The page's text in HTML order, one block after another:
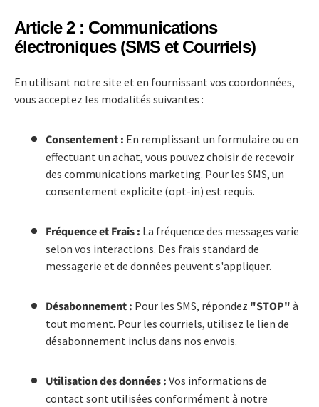
Article 2 : Communications
électroniques (SMS et Courriels)
En utilisant notre site et en fournissant vos coordonnées,
vous acceptez les modalités suivantes :
Consentement : En remplissant un formulaire ou en
effectuant un achat, vous pouvez choisir de recevoir
des communications marketing. Pour les SMS, un
consentement explicite (opt-in) est requis.
Fréquence et Frais : La fréquence des messages varie
selon vos interactions. Des frais standard de
messagerie et de données peuvent s'appliquer.
Désabonnement : Pour les SMS, répondez "STOP" à
tout moment. Pour les courriels, utilisez le lien de
désabonnement inclus dans nos envois.
Utilisation des données : Vos informations de
contact sont utilisées conformément à notre